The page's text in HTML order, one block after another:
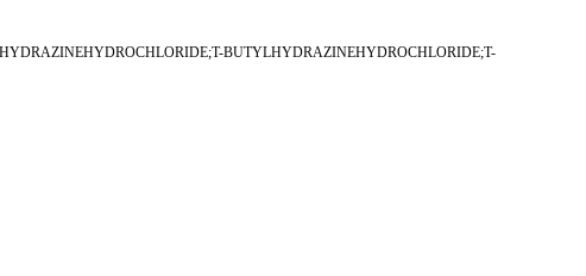
BUTYLHYDRAZINEHYDROCHLORIDE;T-